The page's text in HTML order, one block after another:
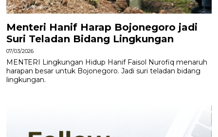
Menteri Hanif Harap Bojonegoro jadi
Suri Teladan Bidang Lingkungan
07/03/2026
MENTERI Lingkungan Hidup Hanif Faisol Nurofiq menaruh
harapan besar untuk Bojonegoro. Jadi suri teladan bidang
lingkungan.